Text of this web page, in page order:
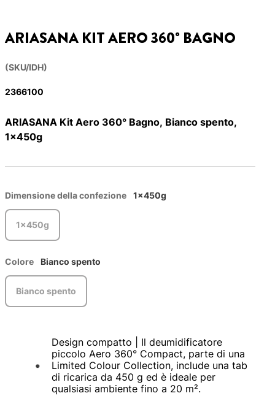
ARIASANA KIT AERO 360° BAGNO
(SKU/IDH)
2366100
ARIASANA Kit Aero 360° Bagno, Bianco spento,
1x450g
Dimensione della confezione 1x450g
1x450g
Colore Bianco spento
Bianco spento
Design compatto | Il deumidificatore
piccolo Aero 360° Compact, parte di una
Limited Colour Collection, include una tab
di ricarica da 450 g ed è ideale per
qualsiasi ambiente fino a 20 m².